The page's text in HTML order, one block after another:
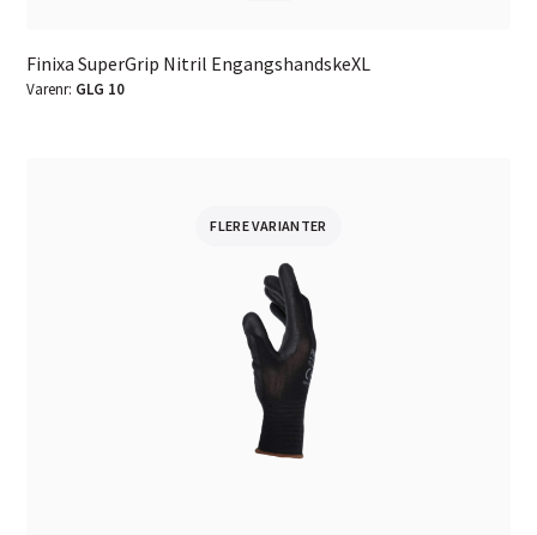
Finixa SuperGrip Nitril EngangshandskeXL
Varenr: GLG 10
FLERE VARIANTER